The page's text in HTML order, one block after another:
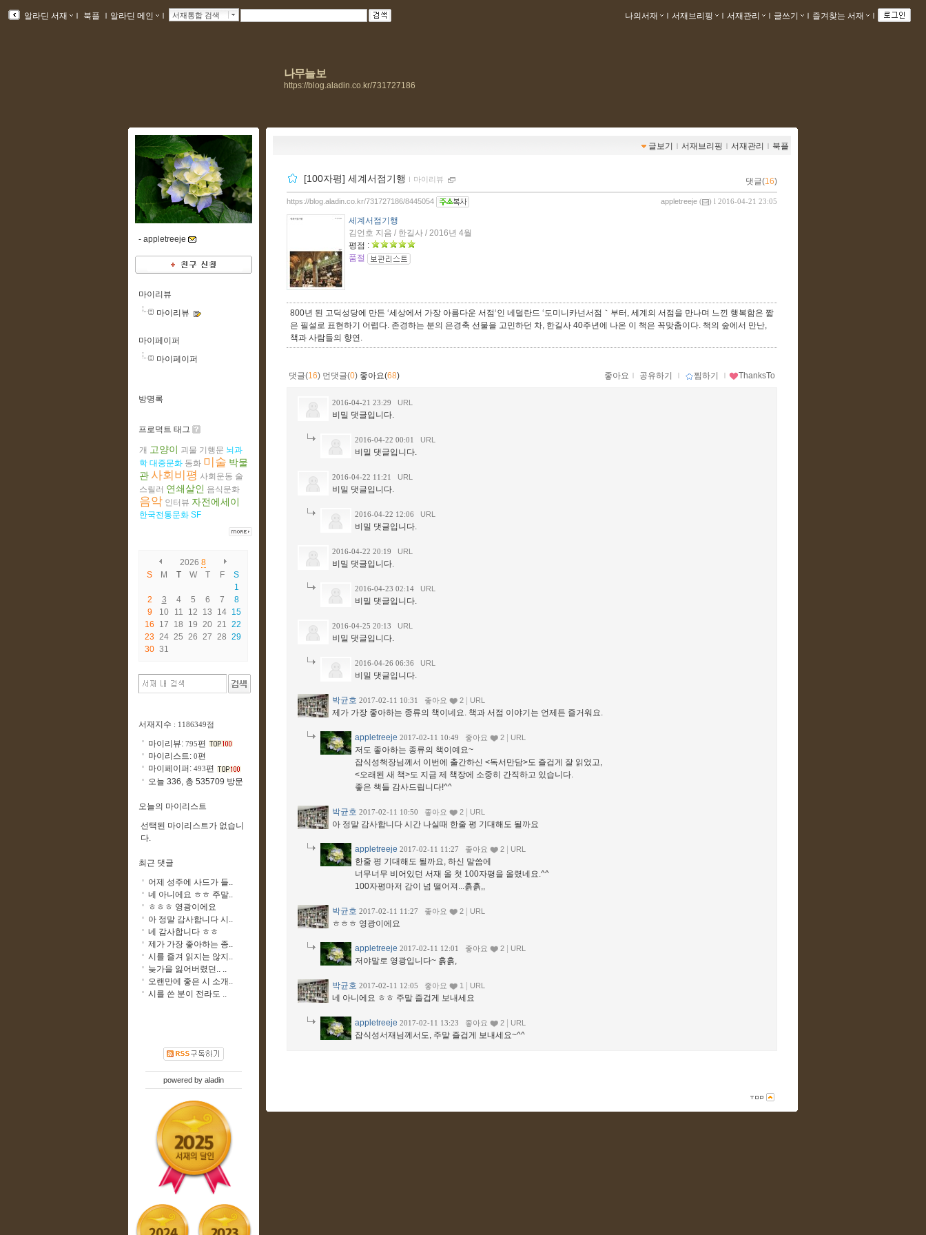
알라딘 서재 ｌ 북플 ｌ 알라딘 메인 ｌ 서재통합 검색 나의서재 ｌ 서재브리핑 ｌ 서재관리 ｌ 글쓰기 ｌ 즐겨찾는 서재 ｌ
나무늘보
https://blog.aladin.co.kr/731727186
글보기 ｌ 서재브리핑 ｌ 서재관리 ｌ 북플
[100자평] 세계서점기행 ｌ 마이리뷰 댓글(16)
appletreeje ( ) l 2016-04-21 23:05
https://blog.aladin.co.kr/731727186/8445054
세계서점기행
김언호 지음 / 한길사 / 2016년 4월
평점 :
품절
800년 된 고딕성당에 만든 ‘세상에서 가장 아름다운 서점‘인 네덜란드 ‘도미니카넌서점｀부터, 세계의 서점을 만나며 느낀 행복함은 짧
은 필설로 표현하기 어렵다. 존경하는 분의 은경축 선물을 고민하던 차, 한길사 40주년에 나온 이 책은 꼭맞춤이다. 책의 숲에서 만난,
책과 사람들의 향연.
댓글(16) 먼댓글(0) 좋아요(68) 좋아요 ｌ 공유하기 ｌ 찜하기 ｌ ThanksTo
2016-04-21 23:29 URL
비밀 댓글입니다.
2016-04-22 00:01 URL
비밀 댓글입니다.
2016-04-22 11:21 URL
비밀 댓글입니다.
2016-04-22 12:06 URL
비밀 댓글입니다.
2016-04-22 20:19 URL
비밀 댓글입니다.
2016-04-23 02:14 URL
비밀 댓글입니다.
2016-04-25 20:13 URL
비밀 댓글입니다.
2016-04-26 06:36 URL
비밀 댓글입니다.
박균호 2017-02-11 10:31 좋아요 2 URL
제가 가장 좋아하는 종류의 책이네요. 책과 서점 이야기는 언제든 즐거워요.
appletreeje 2017-02-11 10:49 좋아요 2 URL
저도 좋아하는 종류의 책이예요~
잡식성책장님께서 이번에 출간하신 <독서만담>도 즐겁게 잘 읽었고,
<오래된 새 책>도 지금 제 책장에 소중히 간직하고 있습니다.
좋은 책들 감사드립니다!^^
박균호 2017-02-11 10:50 좋아요 2 URL
아 정말 감사합니다 시간 나실때 한줄 평 기대해도 될까요
appletreeje 2017-02-11 11:27 좋아요 2 URL
한줄 평 기대해도 될까요, 하신 말씀에
너무너무 비어있던 서재 올 첫 100자평을 올렸네요.^^
100자평마저 감이 넘 떨어져...흙흙,,
박균호 2017-02-11 11:27 좋아요 2 URL
ㅎㅎㅎ 영광이에요
appletreeje 2017-02-11 12:01 좋아요 2 URL
저야말로 영광입니다~ 흙흙,
박균호 2017-02-11 12:05 좋아요 1 URL
네 아니에요 ㅎㅎ 주말 즐겁게 보내세요
appletreeje 2017-02-11 13:23 좋아요 2 URL
잡식성서재님께서도, 주말 즐겁게 보내세요~^^
- appletreeje
마이리뷰
마이리뷰
마이페이퍼
마이페이퍼
방명록
프로덕트 태그
개 고양이 괴물 기행문 뇌과
학 대중문화 동화 미술 박물
관사회비평 사회운동 술
스릴러 연쇄살인 음식문화
음악 인터뷰 자전에세이
한국전통문화 SF
2026 8
S
M T W T F
S
1
2
3 4 5 6 7
8
9
10 11 12 13 14 15
16
17 18 19 20 21
22
23 24 25 26 27 28 29
30 31
서재지수 : 1186349점
마이리뷰: 795편
마이리스트: 0편
마이페이퍼: 493편
오늘 336, 총 535709 방문
오늘의 마이리스트
선택된 마이리스트가 없습니
다.
최근 댓글
어제 성주에 사드가 들..
네 아니에요 ㅎㅎ 주말..
ㅎㅎㅎ 영광이에요
아 정말 감사합니다 시..
네 감사합니다 ㅎㅎ
제가 가장 좋아하는 종..
시를 즐겨 읽지는 않지..
늦가을 잃어버렸던.. ..
오랜만에 좋은 시 소개..
시를 쓴 분이 전라도 ..
powered by aladin